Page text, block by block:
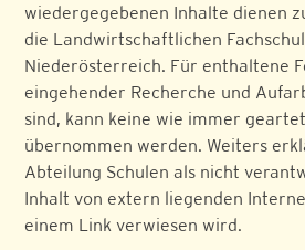
wiedergegebenen Inhalte dienen
die Landwirtschaftlichen
Niederösterreich. Für enthaltene
eingehender Recherche und
sind, kann keine wie immer
übernommen werden. Weiters
Abteilung Schulen als nicht
Inhalt von extern liegenden
einem Link verwiesen wird.